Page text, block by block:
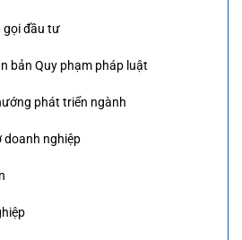
gọi đầu tư
bản Quy phạm pháp luật
phát triển ngành
doanh nghiệp